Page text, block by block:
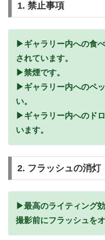
1. 禁止事項
▶︎ギャラリー内への食
されています。
▶︎禁煙です。
▶︎ギャラリー内へのペ
い。
▶︎ギャラリー内へのド
います。
2. フラッシュの消灯
▶︎最高のライティング
撮影前にフラッシュを